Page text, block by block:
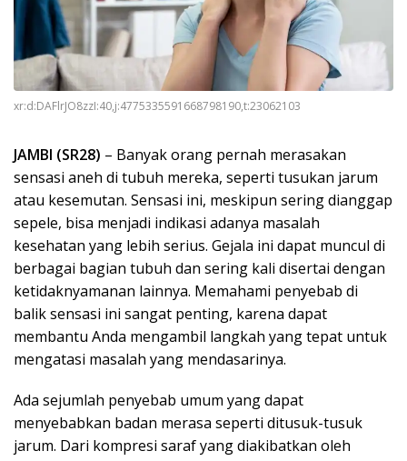
xr:d:DAFlrJO8zzI:40,j:4775335591668798190,t:23062103
JAMBI (SR28) – Banyak orang pernah merasakan
sensasi aneh di tubuh mereka, seperti tusukan jarum
atau kesemutan. Sensasi ini, meskipun sering dianggap
sepele, bisa menjadi indikasi adanya masalah
kesehatan yang lebih serius. Gejala ini dapat muncul di
berbagai bagian tubuh dan sering kali disertai dengan
ketidaknyamanan lainnya. Memahami penyebab di
balik sensasi ini sangat penting, karena dapat
membantu Anda mengambil langkah yang tepat untuk
mengatasi masalah yang mendasarinya.
Ada sejumlah penyebab umum yang dapat
menyebabkan badan merasa seperti ditusuk-tusuk
jarum. Dari kompresi saraf yang diakibatkan oleh